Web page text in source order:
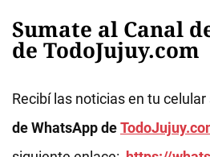
Sumate al Canal
de TodoJujuy.com
Recibí las noticias en tu celular
de WhatsApp de